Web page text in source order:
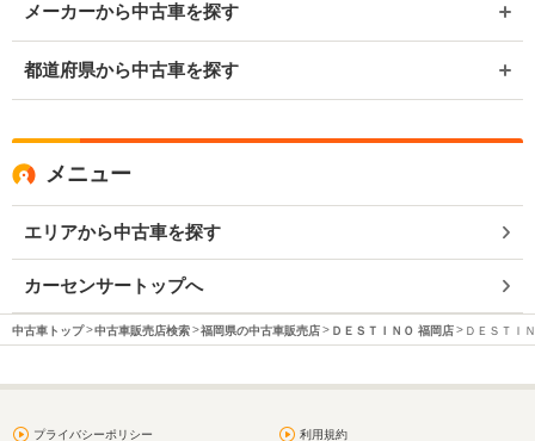
メーカーから中古車を探す
都道府県から中古車を探す
メニュー
エリアから中古車を探す
カーセンサートップへ
中古車トップ 中古車販売店検索 福岡県の中古車販売店 ＤＥＳＴＩＮＯ 福岡店 ＤＥＳＴＩ
プライバシーポリシー 利用規約